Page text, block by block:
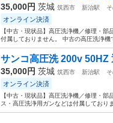
35,000円 茨城 筑西市 新治駅
オンライン決済
【中古・現状品】高圧洗浄機／修理・
付属しておりません。 中古の高圧洗浄
サンコ高圧洗 200v 50HZ
35,000円 茨城 筑西市 新治駅
オンライン決済
【中古・現状品】高圧洗浄機／修理・
ス・高圧洗浄用ガンなどは付属しており